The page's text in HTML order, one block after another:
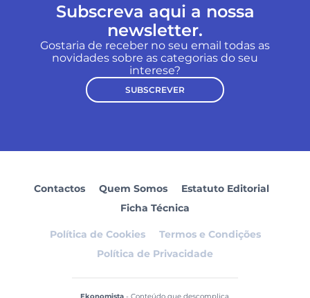
Subscreva aqui a nossa
newsletter.
Gostaria de receber no seu email todas as
novidades sobre as categorias do seu
interese?
SUBSCREVER
Contactos Quem Somos
Estatuto Editorial
Ficha Técnica
Política de Cookies
Termos e Condições
Política de Privacidade
Ekonomista- Conteúdo que descomplica.